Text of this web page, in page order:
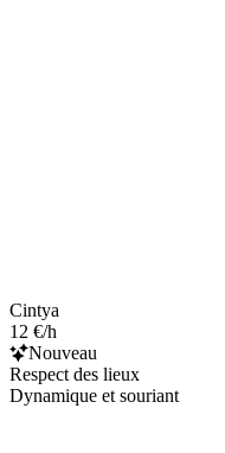
Cintya
12 €/h
Nouveau
Respect des lieux
Dynamique et souriant